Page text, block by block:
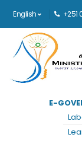
English +251
Main
E-